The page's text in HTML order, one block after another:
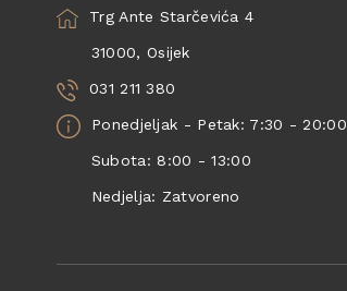
Trg Ante Starčevića 4
31000, Osijek
031 211 380
Ponedjeljak - Petak: 7:30 - 20:00
Subota: 8:00 - 13:00
Nedjelja: Zatvoreno